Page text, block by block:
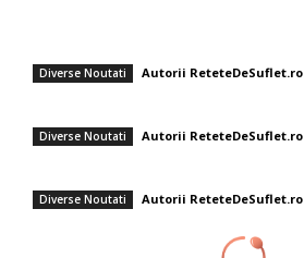
Diverse Noutati
Autorii ReteteDeSuflet.ro
Diverse Noutati
Autorii ReteteDeSuflet.ro
Diverse Noutati
Autorii ReteteDeSuflet.ro